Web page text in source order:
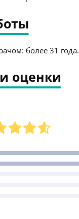
более 31 года.
оценки